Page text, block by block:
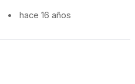
• hace 16 años